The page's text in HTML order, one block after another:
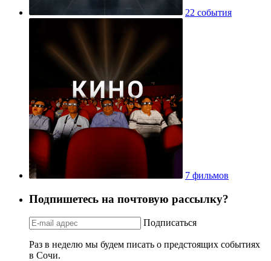
22 события
7 фильмов
Подпишетесь на почтовую рассылку?
Подписаться
Раз в неделю мы будем писать о предстоящих событиях
в Сочи.